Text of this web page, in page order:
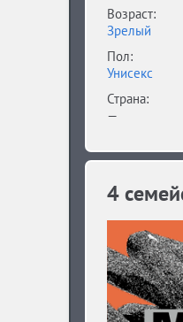
Возраст:
Зрелый
Пол:
Унисекс
Страна:
—
4